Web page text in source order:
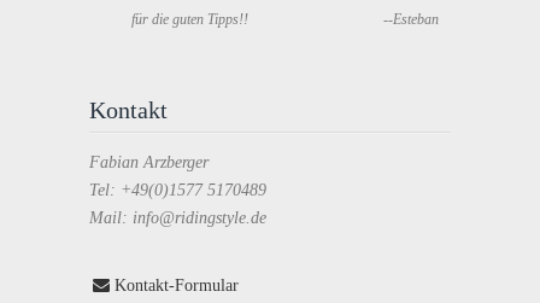
für die guten Tipps!!
--Esteban
Kontakt
Fabian Arzberger
Tel: +49(0)1577 5170489
Mail: info@ridingstyle.de
Kontakt-Formular